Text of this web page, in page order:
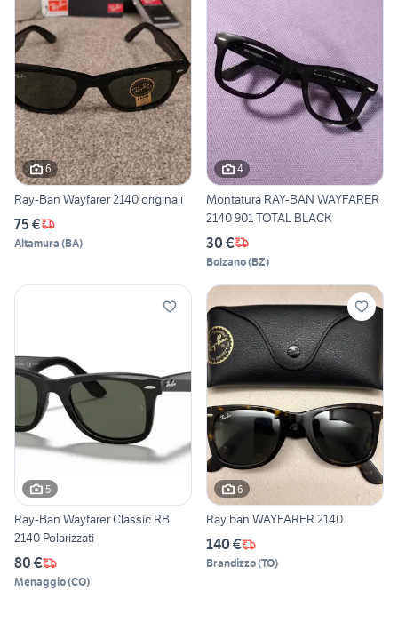
6
Ray-Ban Wayfarer 2140 originali
75 €
Altamura (BA)
4
Montatura RAY-BAN WAYFARER
2140 901 TOTAL BLACK
30 €
Bolzano(BZ)
5
Ray-Ban Wayfarer Classic RB
2140 Polarizzati
80 €
Menaggio(CO)
6
Ray ban WAYFARER 2140
140 €
Brandizzo(TO)